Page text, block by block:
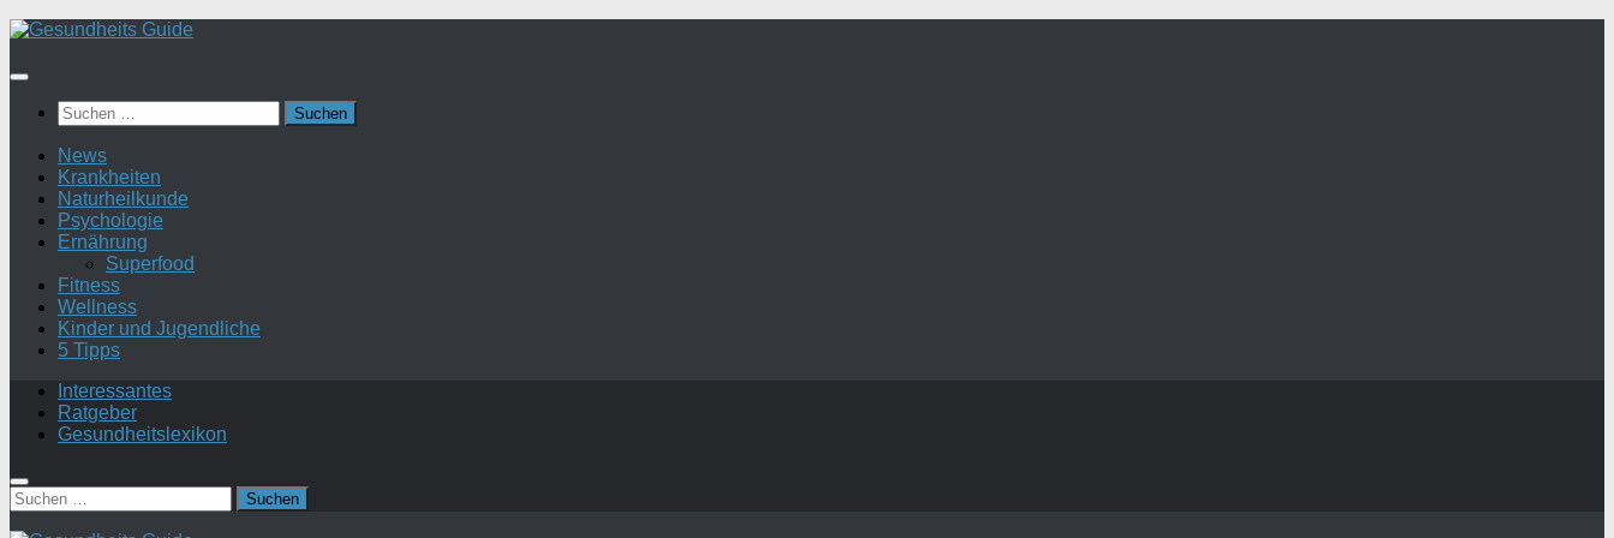
Suchen
nach:
News
Krankheiten
Naturheilkunde
Psychologie
Ernährung
Superfood
Fitness
Wellness
Kinder und Jugendliche
5 Tipps
Interessantes
Ratgeber
Gesundheitslexikon
Suchen
nach: